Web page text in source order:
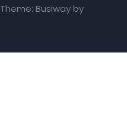
Theme: Busiway by